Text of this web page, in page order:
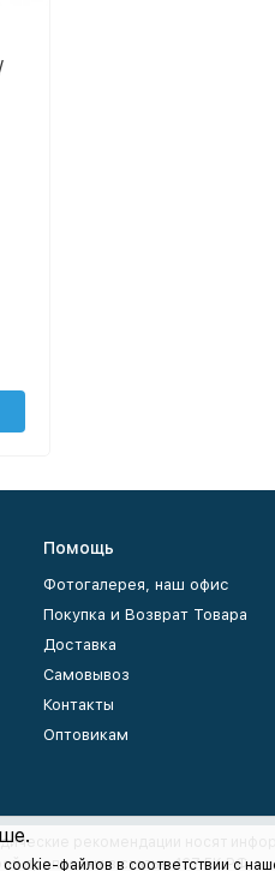
файлов в соответствии с
Помощь
Фотогалерея, наш офис
Покупка и Возврат Товара
Доставка
Самовывоз
Контакты
Оптовикам
рекомендации носят
прописаны в статье 437 ГК РФ